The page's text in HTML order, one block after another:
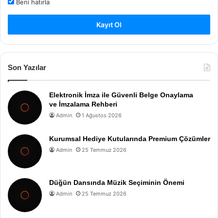
Beni hatırla
Kayıt Ol
Son Yazılar
Elektronik İmza ile Güvenli Belge Onaylama
ve İmzalama Rehberi
Admin 1 Ağustos 2026
Kurumsal Hediye Kutularında Premium Çözümler
Admin 25 Temmuz 2026
Düğün Dansında Müzik Seçiminin Önemi
Admin 25 Temmuz 2026